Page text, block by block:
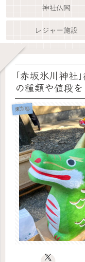
神社仏閣
レジャー施設
｢赤坂氷川神社
の種類や値段を
東京都